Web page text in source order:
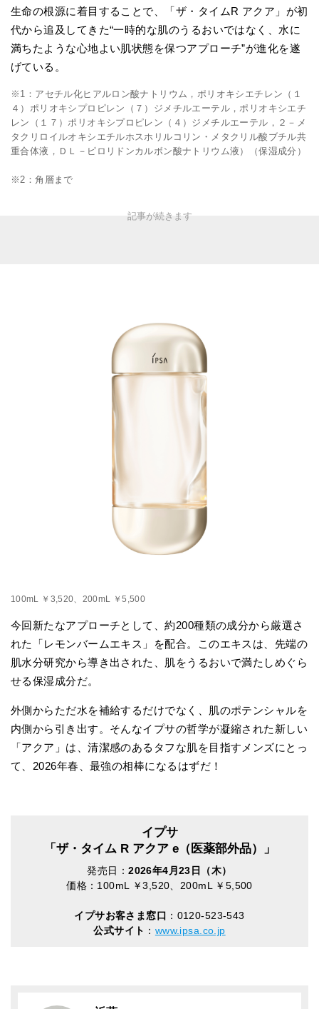
生命の根源に着目することで、「ザ・タイムR アクア」が初
代から追及してきた“一時的な肌のうるおいではなく、水に
満ちたような心地よい肌状態を保つアプローチ”が進化を遂
げている。
※1：アセチル化ヒアルロン酸ナトリウム，ポリオキシエチレン（１
４）ポリオキシプロピレン（７）ジメチルエーテル，ポリオキシエチ
レン（１７）ポリオキシプロピレン（４）ジメチルエーテル，２－メ
タクリロイルオキシエチルホスホリルコリン・メタクリル酸ブチル共
重合体液，ＤＬ－ピロリドンカルボン酸ナトリウム液）（保湿成分）
※2：角層まで
100mL ￥3,520、200mL ￥5,500
今回新たなアプローチとして、約200種類の成分から厳選さ
れた「レモンバームエキス」を配合。このエキスは、先端の
肌水分研究から導き出された、肌をうるおいで満たしめぐら
せる保湿成分だ。
外側からただ水を補給するだけでなく、肌のポテンシャルを
内側から引き出す。そんなイプサの哲学が凝縮された新しい
「アクア」は、清潔感のあるタフな肌を目指すメンズにとっ
て、2026年春、最強の相棒になるはずだ！
イプサ
「ザ・タイム R アクア e（医薬部外品）」
発売日：2026年4月23日（木）
価格：100mL ￥3,520、200mL ￥5,500
イプサお客さま窓口 ：0120-523-543
公式サイト ： www.ipsa.co.jp